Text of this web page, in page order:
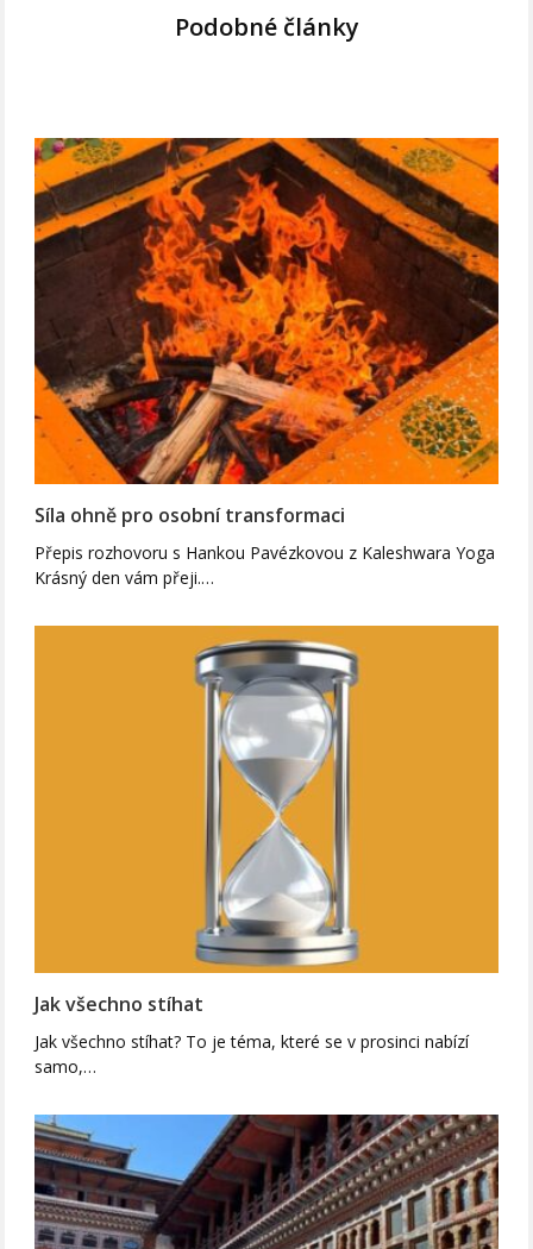
Podobné články
Síla ohně pro osobní transformaci
Přepis rozhovoru s Hankou Pavézkovou z Kaleshwara Yoga
Krásný den vám přeji.…
Jak všechno stíhat
Jak všechno stíhat? To je téma, které se v prosinci nabízí
samo,…